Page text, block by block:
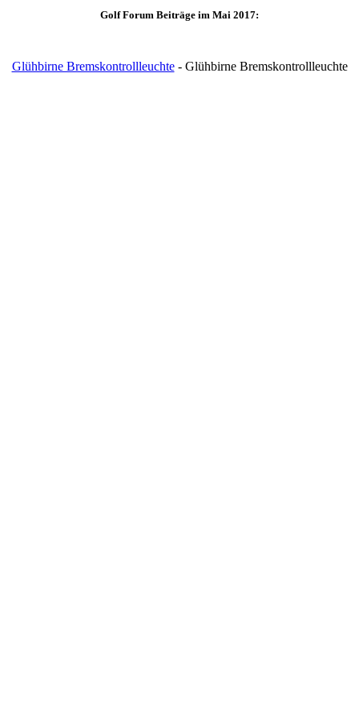
Golf Forum Beiträge im Mai 2017:
Glühbirne Bremskontrollleuchte- Glühbirne Bremskontrollleuchte